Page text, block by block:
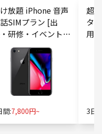
放題 iPhone 音声
SIMプラン [出
研修・イベント向
間:7,800円~
超
タ
用
3日